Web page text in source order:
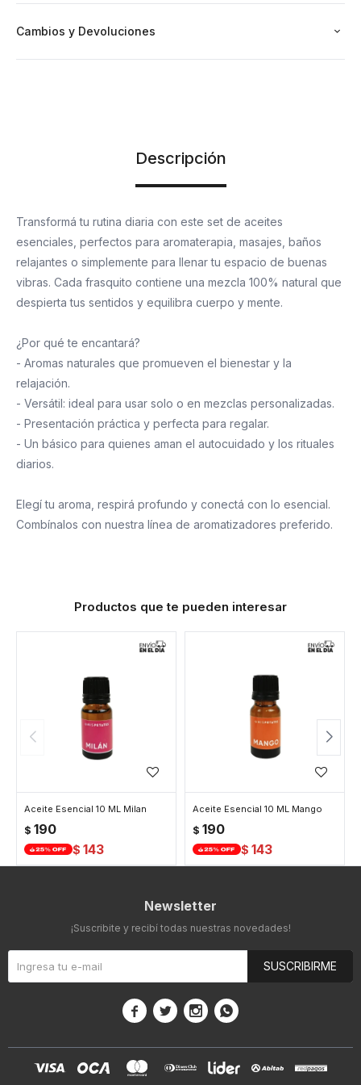
Cambios y Devoluciones
Descripción
Transformá tu rutina diaria con este set de aceites
esenciales, perfectos para aromaterapia, masajes, baños
relajantes o simplemente para llenar tu espacio de buenas
vibras. Cada frasquito contiene una mezcla 100% natural que
despierta tus sentidos y equilibra cuerpo y mente.
¿Por qué te encantará?
- Aromas naturales que promueven el bienestar y la
relajación.
- Versátil: ideal para usar solo o en mezclas personalizadas.
- Presentación práctica y perfecta para regalar.
- Un básico para quienes aman el autocuidado y los rituales
diarios.
Elegí tu aroma, respirá profundo y conectá con lo esencial.
Combínalos con nuestra línea de aromatizadores preferido.
Productos que te pueden interesar
Aceite Esencial 10 ML Milan
$ 190
$ 143
Aceite Esencial 10 ML Mango
$ 190
$ 143
Newsletter
¡Suscribite y recibí todas nuestras novedades!
SUSCRIBIRME
   